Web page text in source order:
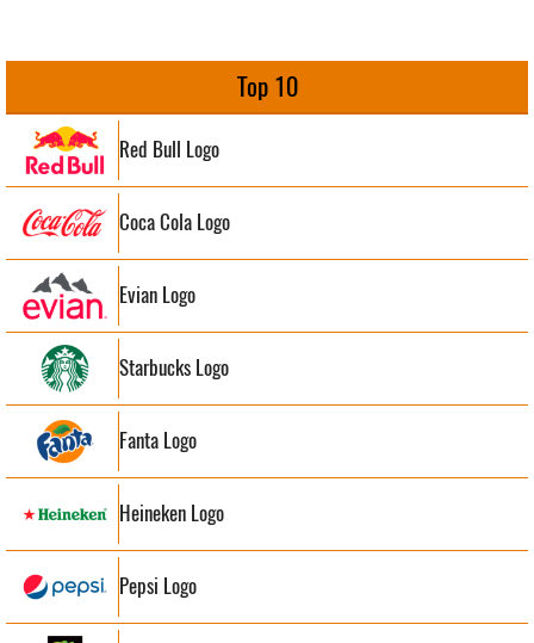
Top 10
Red Bull Logo
Coca Cola Logo
Evian Logo
Starbucks Logo
Fanta Logo
Heineken Logo
Pepsi Logo